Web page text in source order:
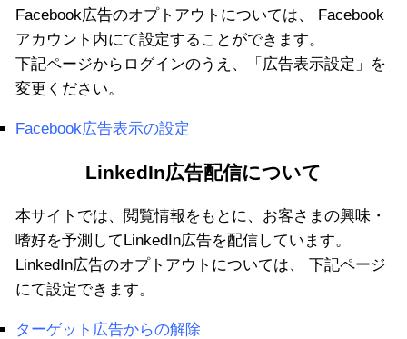
Facebook広告のオプトアウトについては、 Facebook
アカウント内にて設定することができます。
下記ページからログインのうえ、「広告表示設定」を
変更ください。
Facebook広告表示の設定
LinkedIn広告配信について
本サイトでは、閲覧情報をもとに、お客さまの興味・
嗜好を予測してLinkedIn広告を配信しています。
LinkedIn広告のオプトアウトについては、 下記ページ
にて設定できます。
ターゲット広告からの解除